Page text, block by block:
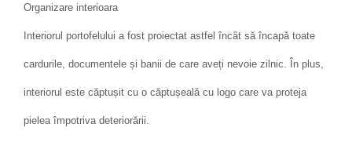
Organizare interioara
Interiorul portofelului a fost proiectat astfel încât să încapă toate
cardurile, documentele și banii de care aveți nevoie zilnic. În plus,
interiorul este căptușit cu o căptușeală cu logo care va proteja
pielea împotriva deteriorării.